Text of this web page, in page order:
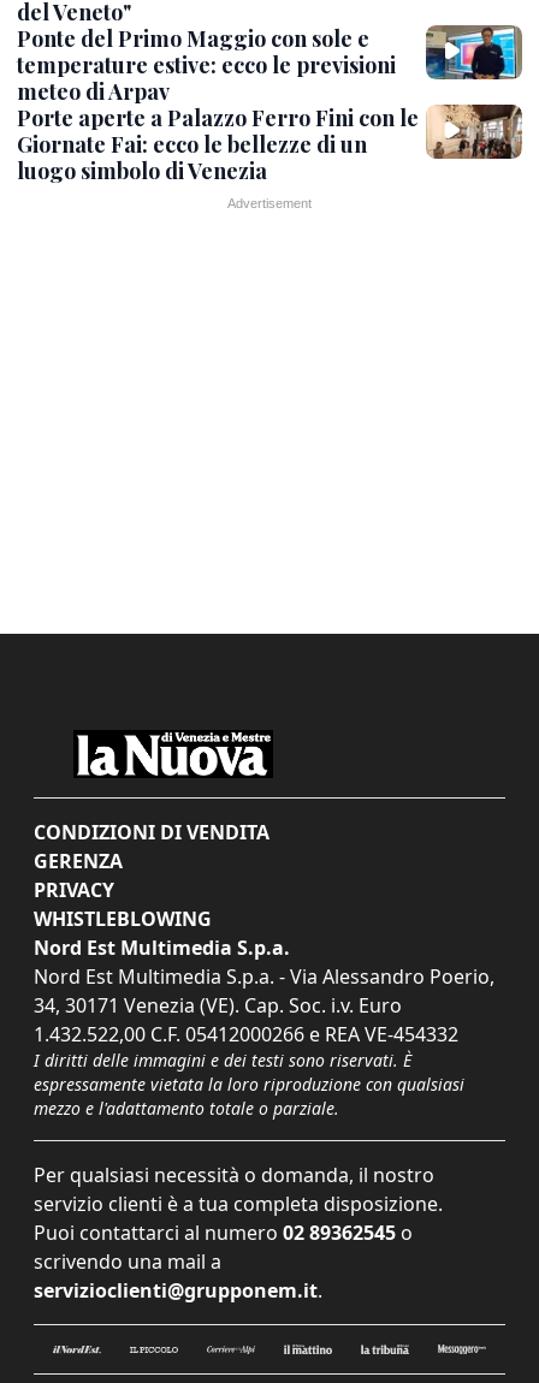
del Veneto"
Ponte del Primo Maggio con sole e
temperature estive: ecco le previsioni
meteo di Arpav
Porte aperte a Palazzo Ferro Fini con le
Giornate Fai: ecco le bellezze di un
luogo simbolo di Venezia
CONDIZIONI DI VENDITA
GERENZA
PRIVACY
WHISTLEBLOWING
Nord Est Multimedia S.p.a.
Nord Est Multimedia S.p.a. - Via Alessandro Poerio,
34, 30171 Venezia (VE). Cap. Soc. i.v. Euro
1.432.522,00 C.F. 05412000266 e REA VE-454332
I diritti delle immagini e dei testi sono riservati. È
espressamente vietata la loro riproduzione con qualsiasi
mezzo e l'adattamento totale o parziale.
Per qualsiasi necessità o domanda, il nostro
servizio clienti è a tua completa disposizione.
Puoi contattarci al numero 02 89362545 o
scrivendo una mail a
servizioclienti@grupponem.it.